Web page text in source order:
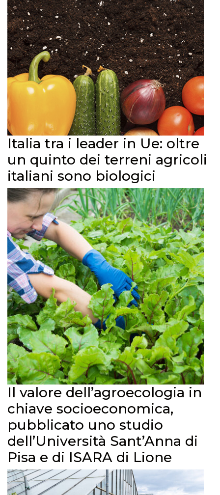
Italia tra i leader in Ue: oltre
un quinto dei terreni agricoli
italiani sono biologici
Il valore dell’agroecologia in
chiave socioeconomica,
pubblicato uno studio
dell’Università Sant’Anna di
Pisa e di ISARA di Lione